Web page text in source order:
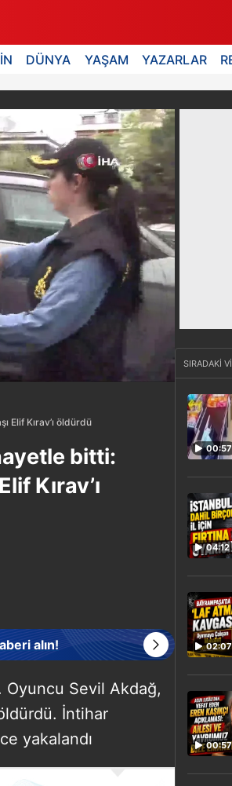
DÜNYA YAŞAM YAZARLAR
Elif Kırav’ı öldürdü
bitti:
Kırav’ı
alın!
Oyuncu Sevil Akdağ,
öldürdü. İntihar
yakalandı
SIRADAKİ
00:57
04:12
02:07
00:57